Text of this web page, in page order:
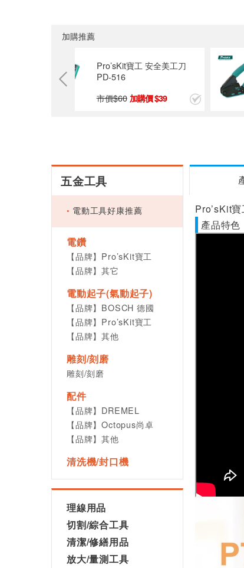
加購推薦
Pro’sKit寶工 安全美工刀
PD-516
市價$60 39
五金工具
電動工具好康推薦
電鑽
【品牌】Pro’sKit寶工
【品牌】其它
電動起子(氣動起子)
【品牌】BOSCH 德國
【品牌】Pro’sKit寶工
【品牌】其他
雕刻/刻磨
雕刻/刻磨
配件
【品牌】DREMEL
【品牌】Octopus尚卓
【品牌】其他
清洗機/封口機
理線用品
切割/綜合工具
清潔/修繕用品
放大/量測工具
Pro’sKit
產品特色